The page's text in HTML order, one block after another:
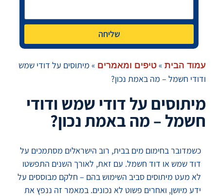
עמוד הבית » טיפים ומאמרים » מיתוסים על דודי שמש
ודודי חשמל – מה באמת נכון?
מיתוסים על דודי שמש ודודי
חשמל – מה באמת נכון?
שליחה
כשמדובר בחימום מים בבית, רוב הישראלים מסתמכים על
דוד שמש או דוד חשמל. עם זאת, לאורך השנים התפשטו
לא מעט מיתוסים סביב השימוש בהם – חלקם מבוססים על
ידע מיושן, ואחרים פשוט לא נכונים. במאמר זה ננפץ את